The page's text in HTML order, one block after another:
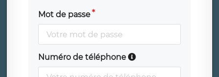
Mot de passe
Numéro de téléphone